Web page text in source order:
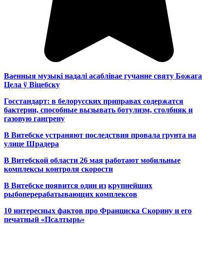
Ваенныя музыкі надалі асаблівае гучанне святу Божага
Цела ў Віцебску
Госстандарт: в белорусских приправах содержатся
бактерии, способные вызывать ботулизм, столбняк и
газовую гангрену
В Витебске устраняют последствия провала грунта на
улице Шрадера
В Витебской области 26 мая работают мобильные
комплексы контроля скорости
В Витебске появится один из крупнейших
рыбоперерабатывающих комплексов
10 интересных фактов про Франциска Скорину и его
печатный «Псалтырь»